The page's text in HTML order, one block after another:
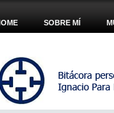
SOBRE MÍ